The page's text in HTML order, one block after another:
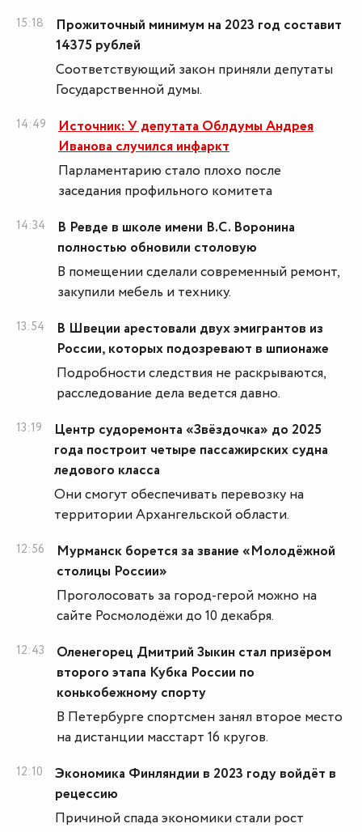
15:18
Прожиточный минимум на 2023 год составит
14375 рублей
Соответствующий закон приняли депутаты
Государственной думы.
14:49
Источник: У депутата Облдумы Андрея
Иванова случился инфаркт
Парламентарию стало плохо после
заседания профильного комитета
14:34
В Ревде в школе имени В.С. Воронина
полностью обновили столовую
В помещении сделали современный ремонт,
закупили мебель и технику.
13:54
В Швеции арестовали двух эмигрантов из
России, которых подозревают в шпионаже
Подробности следствия не раскрываются,
расследование дела ведется давно.
13:19
Центр судоремонта «Звёздочка» до 2025
года построит четыре пассажирских судна
ледового класса
Они смогут обеспечивать перевозку на
территории Архангельской области.
12:56
Мурманск борется за звание «Молодёжной
столицы России»
Проголосовать за город-герой можно на
сайте Росмолодёжи до 10 декабря.
12:43
Оленегорец Дмитрий Зыкин стал призёром
второго этапа Кубка России по
конькобежному спорту
В Петербурге спортсмен занял второе место
на дистанции масстарт 16 кругов.
12:10
Экономика Финляндии в 2023 году войдёт в
рецессию
Причиной спада экономики стали рост